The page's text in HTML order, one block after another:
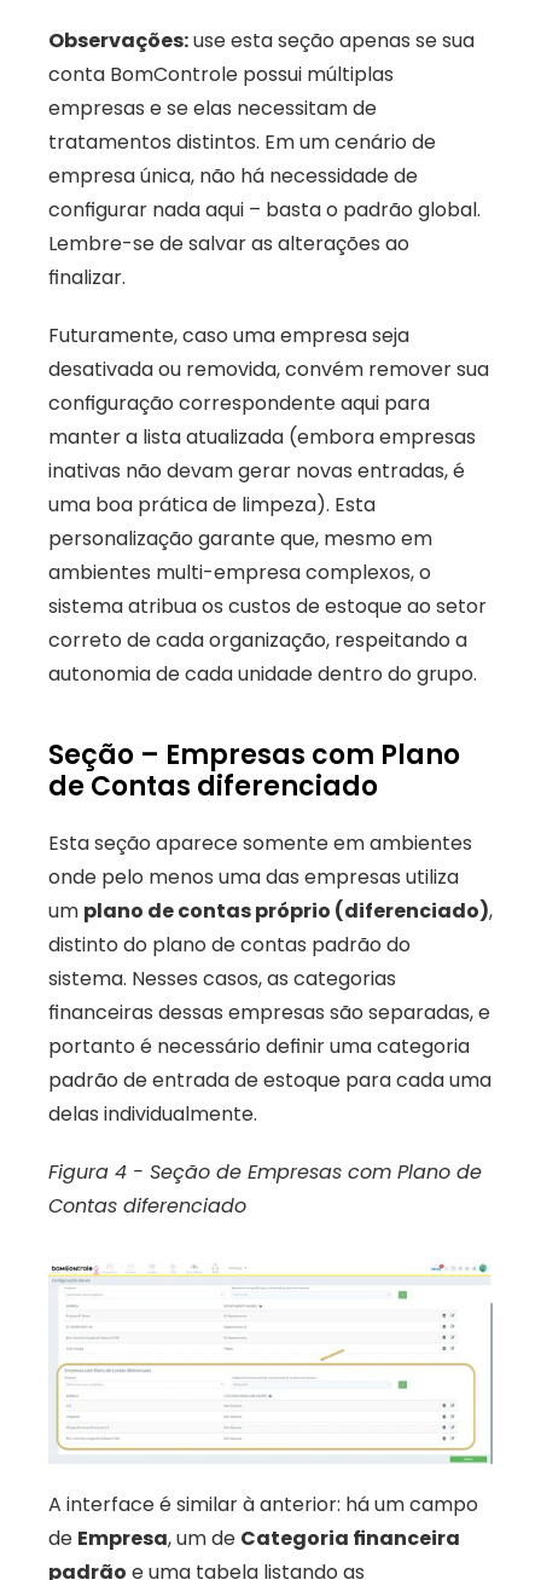
Observações: use esta seção apenas se sua
conta BomControle possui múltiplas
empresas e se elas necessitam de
tratamentos distintos. Em um cenário de
empresa única, não há necessidade de
configurar nada aqui – basta o padrão global.
Lembre-se de salvar as alterações ao
finalizar.
Futuramente, caso uma empresa seja
desativada ou removida, convém remover sua
configuração correspondente aqui para
manter a lista atualizada (embora empresas
inativas não devam gerar novas entradas, é
uma boa prática de limpeza). Esta
personalização garante que, mesmo em
ambientes multi-empresa complexos, o
sistema atribua os custos de estoque ao setor
correto de cada organização, respeitando a
autonomia de cada unidade dentro do grupo.
Seção – Empresas com Plano
de Contas diferenciado
Esta seção aparece somente em ambientes
onde pelo menos uma das empresas utiliza
um plano de contas próprio (diferenciado),
distinto do plano de contas padrão do
sistema. Nesses casos, as categorias
financeiras dessas empresas são separadas, e
portanto é necessário definir uma categoria
padrão de entrada de estoque para cada uma
delas individualmente.
Figura 4 - Seção de Empresas com Plano de
Contas diferenciado
A interface é similar à anterior: há um campo
de Empresa, um de Categoria financeira
padrão e uma tabela listando as